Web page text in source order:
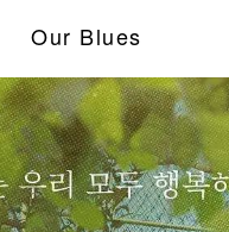
Our Blues